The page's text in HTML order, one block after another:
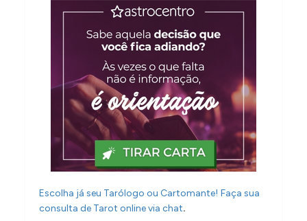
Escolha já seu Tarólogo ou Cartomante! Faça sua
consulta de Tarot online via chat.